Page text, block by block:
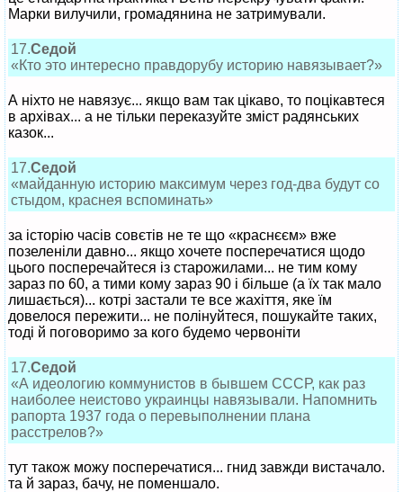
Марки вилучили, громадянина не затримували.
17.Седой
«Кто это интересно правдорубу историю навязывает?»
А ніхто не навязує... якщо вам так цікаво, то поцікавтеся
в архівах... а не тільки переказуйте зміст радянських
казок...
17.Седой
«майданную историю максимум через год-два будут со
стыдом, краснея вспоминать»
за історію часів совєтів не те що «краснєєм» вже
позеленіли давно... якщо хочете посперечатися щодо
цього посперечайтеся із старожилами... не тим кому
зараз по 60, а тими кому зараз 90 і більше (а їх так мало
лишається)... котрі застали те все жахіття, яке їм
довелося пережити... не полінуйтеся, пошукайте таких,
тоді й поговоримо за кого будемо червоніти
17.Седой
«А идеологию коммунистов в бывшем СССР, как раз
наиболее неистово украинцы навязывали. Напомнить
рапорта 1937 года о перевыполнении плана
расстрелов?»
тут також можу посперечатися... гнид завжди вистачало.
та й зараз, бачу, не поменшало.